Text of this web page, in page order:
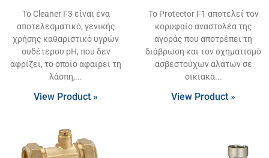
Το Cleaner F3 είναι ένα
αποτελεσματικό, γενικής
χρήσης καθαριστικό υγρών
ουδέτερου pH, που δεν
αφρίζει, το οποίο αφαιρεί τη
λάσπη,
View Product »
Το Protector F1 αποτελεί τον
κορυφαίο αναστολέα της
αγοράς που αποτρέπει τη
διάβρωση και τον σχηματισμό
ασβεστούχων αλάτων σε
οικιακά
View Product »